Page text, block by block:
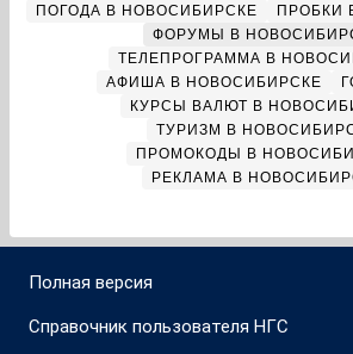
ПОГОДА В НОВОСИБИРСКЕ
ПРОБКИ
ФОРУМЫ В
ТЕЛЕПРОГРАММА В
АФИША В НОВОСИБИРСКЕ
КУРСЫ ВАЛЮТ В
ТУРИЗМ В
ПРОМОКОДЫ В
РЕКЛАМА В
Полная версия
Справочник пользователя НГС